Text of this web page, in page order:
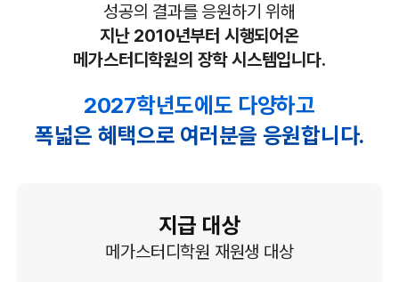
성공의 결과를 응원하기 위해
지난 2010년부터 시행되어온
메가스터디학원의 장학 시스템입니다.
2027학년도에도 다양하고
폭넓은 혜택으로 여러분을 응원합니다.
지급 대상
메가스터디학원 재원생 대상